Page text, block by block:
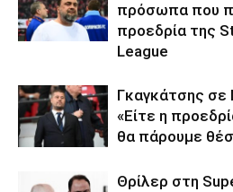
πρόσωπα που
προεδρία της
League
Γκαγκάτσης σε
«Είτε η
θα πάρουμε
Θρίλερ στη